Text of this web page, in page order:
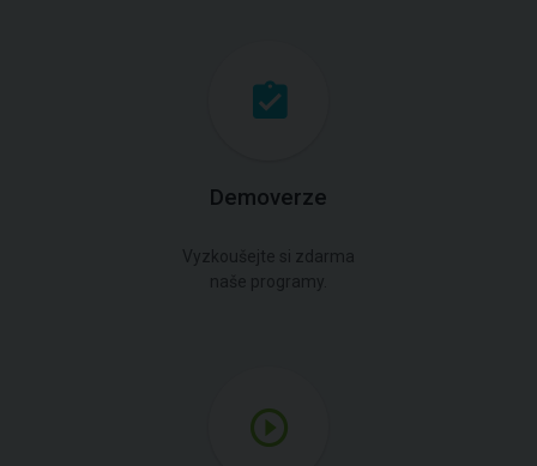
Demoverze
Vyzkoušejte si zdarma
naše programy.